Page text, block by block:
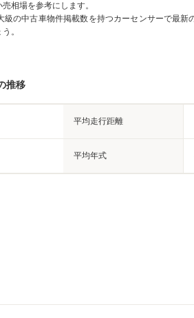
相場を参考にします。
の中古車物件掲載数を持つカーセンサーで最新
。
推移
平均走行距離
平均年式